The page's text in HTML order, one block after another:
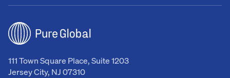
111 Town Square Place, Suite 1203
Jersey City, NJ 07310